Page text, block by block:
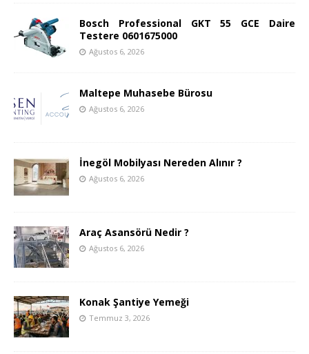
Bosch Professional GKT 55 GCE Daire
Testere 0601675000
Ağustos 6, 2026
Maltepe Muhasebe Bürosu
Ağustos 6, 2026
İnegöl Mobilyası Nereden Alınır ?
Ağustos 6, 2026
Araç Asansörü Nedir ?
Ağustos 6, 2026
Konak Şantiye Yemeği
Temmuz 3, 2026